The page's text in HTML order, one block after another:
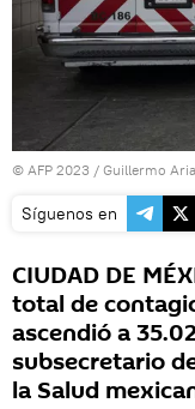
© AFP 2023 / Guillermo
Síguenos en
CIUDAD DE
total de
ascendió a
subsecretario
la Salud